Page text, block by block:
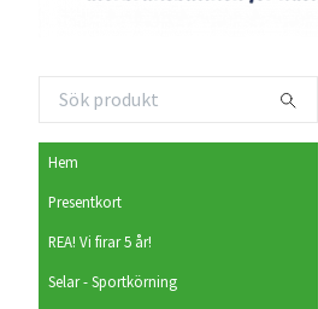
Hem
Presentkort
REA! Vi firar 5 år!
Selar - Sportkörning